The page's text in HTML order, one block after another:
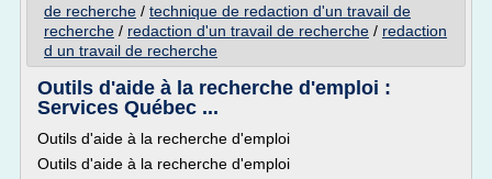
de recherche / technique de redaction d'un travail de
recherche / redaction d'un travail de recherche / redaction
d un travail de recherche
Outils d'aide à la recherche d'emploi :
Services Québec ...
Outils d'aide à la recherche d'emploi
Outils d'aide à la recherche d'emploi